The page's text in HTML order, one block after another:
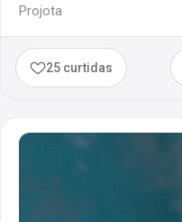
Projota
25 curtidas